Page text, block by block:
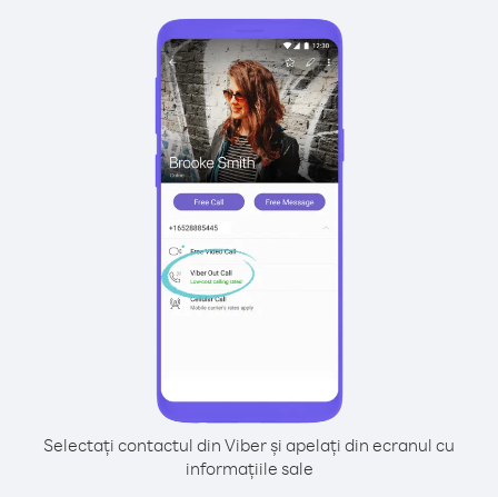
Selectați contactul din Viber și apelați din ecranul cu
informațiile sale